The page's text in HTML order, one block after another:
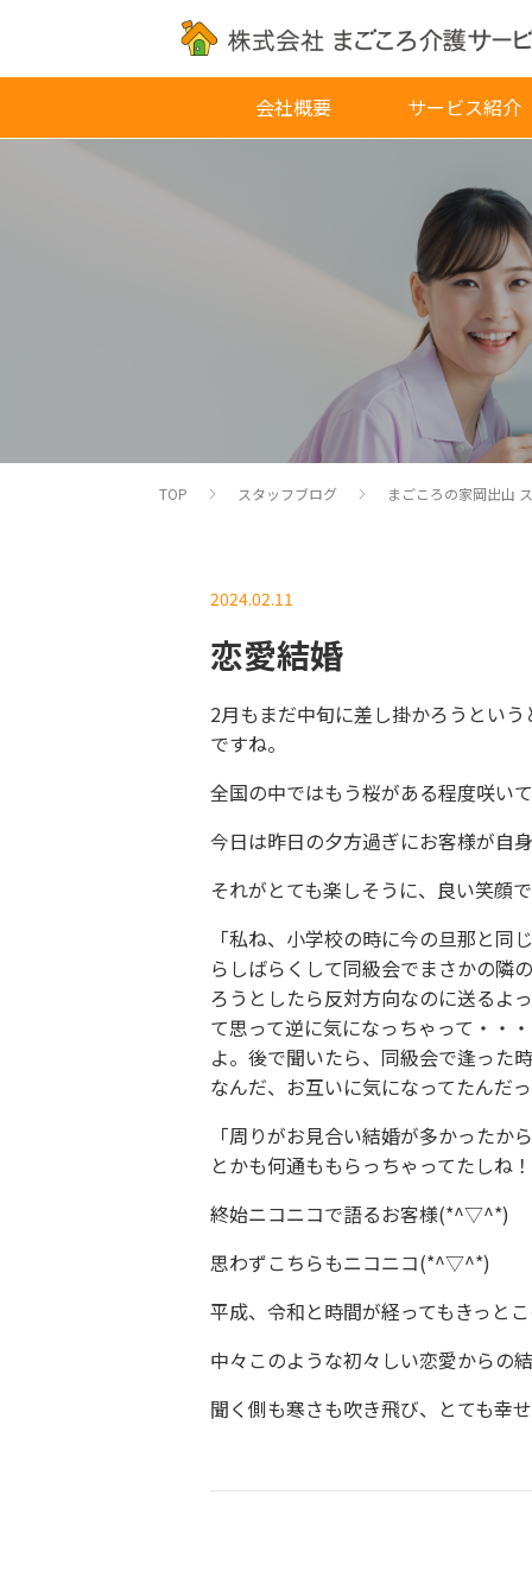
会社概要 サービス紹介
TOP スタッフブログ まごころの家岡出山
2024.02.11
恋愛結婚
2月もまだ中旬に差し掛かろうとい
ですね。
全国の中ではもう桜がある程度咲い
今日は昨日の夕方過ぎにお客様が自
それがとても楽しそうに、良い笑顔
「私ね、小学校の時に今の旦那と
らしばらくして同級会でまさかの隣
ろうとしたら反対方向なのに送るよ
て思って逆に気になっちゃって・・
よ。後で聞いたら、同級会で逢った
なんだ、お互いに気になってたんだ
「周りがお見合い結婚が多かった
とかも何通ももらっちゃってたしね
終始ニコニコで語るお客様(*^▽^*)
思わずこちらもニコニコ(*^▽^*)
平成、令和と時間が経ってもきっと
中々このような初々しい恋愛からの
聞く側も寒さも吹き飛び、とても幸